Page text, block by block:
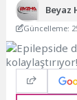
Beyaz
Güncelleme: